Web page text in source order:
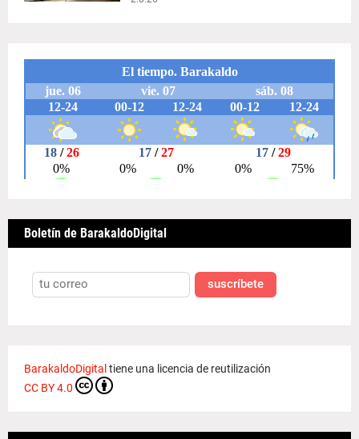
Boletín de BarakaldoDigital
suscríbete
BarakaldoDigitaltiene una licencia de reutilización
CC BY 4.0